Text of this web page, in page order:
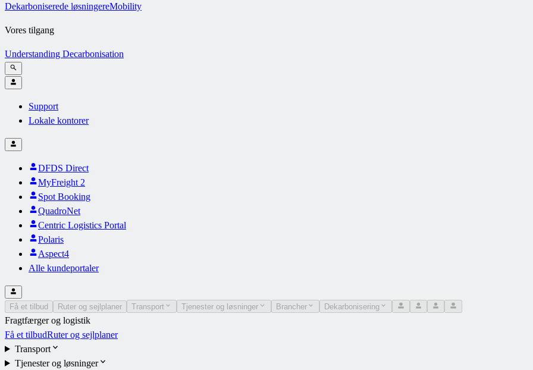
Dekarboniserede løsningereMobility
Vores tilgang
Understanding Decarbonisation
Support
Lokale kontorer
DFDS Direct
MyFreight 2
Spot Booking
QuadroNet
Centric Logistics Portal
Polaris
Aspect4
Alle kundeportaler
Få et tilbud Ruter og sejlplaner Transport Tjenester og løsninger Brancher Dekarbonisering
Fragtfærger og logistik
Få et tilbudRuter og sejlplaner
Transport
Tjenester og løsninger